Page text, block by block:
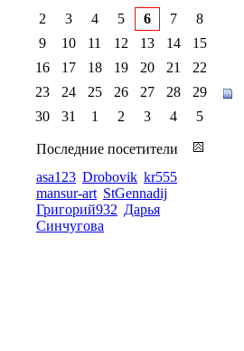
2
3 4 5 6 7
8
9
10 11 12 13 14
15
16
17 18 19 20 21
22
23
24 25 26 27 28
29
30
31 1 2 3 4 5
Последние посетители
asa123 Drobovik kr555
mansur-art StGennadij
Григорий932 Дарья
Синчугова